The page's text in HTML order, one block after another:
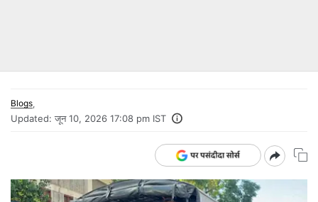
Blogs
Updated: जून 10, 2026 17:08 pm IST